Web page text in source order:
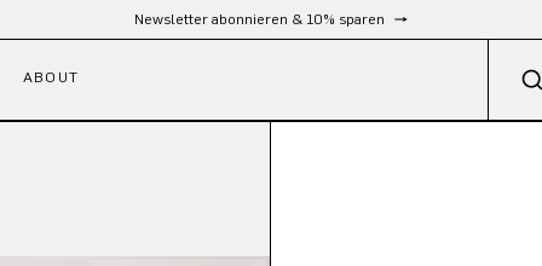
Kostenloser Versand ab 300 €
ABOUT